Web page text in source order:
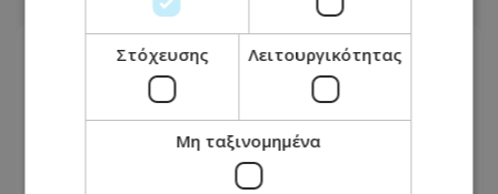
Στόχευσης Λειτουργικότητας
Μη ταξινομημένα